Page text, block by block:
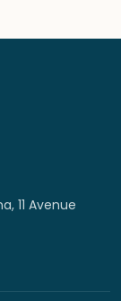
11 Avenue